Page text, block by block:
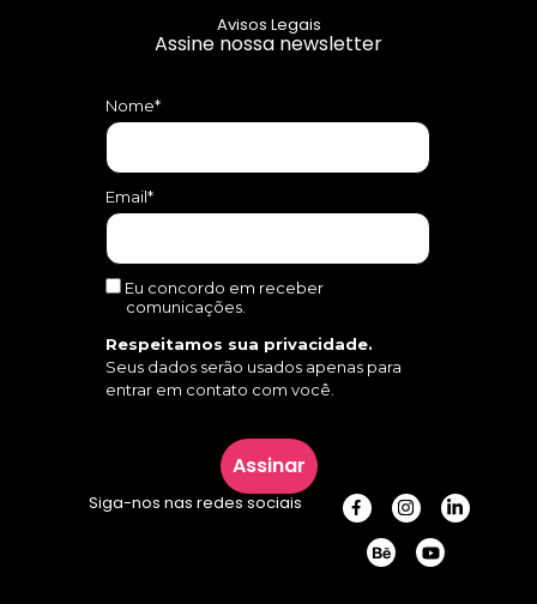
Avisos Legais
Assine nossa newsletter
Nome*
Email*
Eu concordo em receber
comunicações.
Respeitamos sua privacidade.
Seus dados serão usados apenas para
entrar em contato com você.
Assinar
Siga-nos nas redes sociais